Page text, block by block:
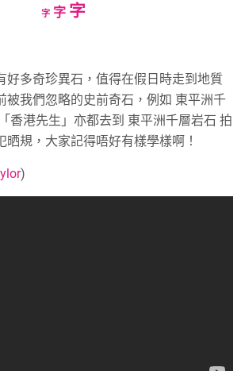
字Decrease
字Reset
字Increase
好多奇珍異石，值得在假日時走到地質
被我們忽略的史前奇石，例如 東平洲千
香港先生」亦都去到 東平洲千層岩石 拍
晒規，大家記得唔好有樣學樣啊！
)